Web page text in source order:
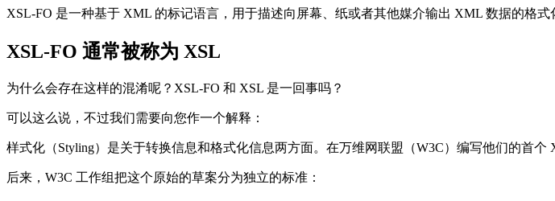
XSL-FO 是一种基于 XML 的标记语言，用于描述向屏幕、纸或者其他媒介输出 XML 数据的格式
XSL-FO 通常被称为 XSL
为什么会存在这样的混淆呢？XSL-FO 和 XSL 是一回事吗？
可以这么说，不过我们需要向您作一个解释：
样式化（Styling）是关于转换信息和格式化信息两方面。在万维网联盟（W3C）编写他们的首
后来，W3C 工作组把这个原始的草案分为独立的标准：